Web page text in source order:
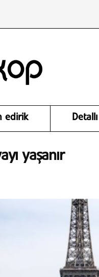
edirik Detallı
yaşanır